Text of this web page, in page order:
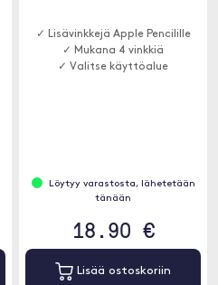
✓ Lisävinkkejä Apple Pencilille
✓ Mukana 4 vinkkiä
✓ Valitse käyttöalue
Löytyy varastosta, lähetetään
tänään
18.90 €
Lisää ostoskoriin